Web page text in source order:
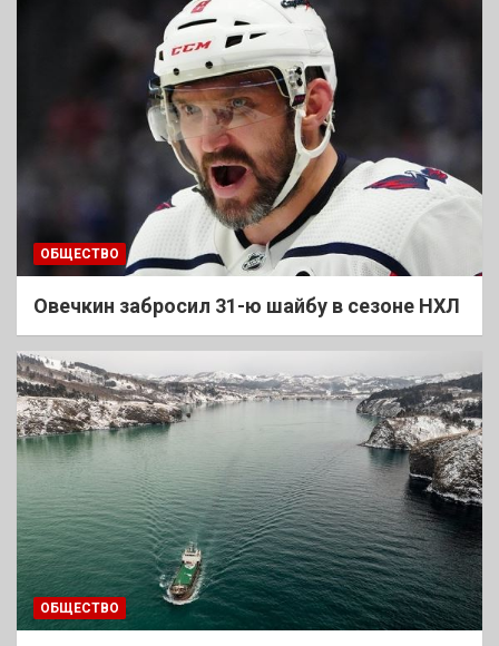
ОБЩЕСТВО
Овечкин забросил 31-ю шайбу в сезоне НХЛ
ОБЩЕСТВО